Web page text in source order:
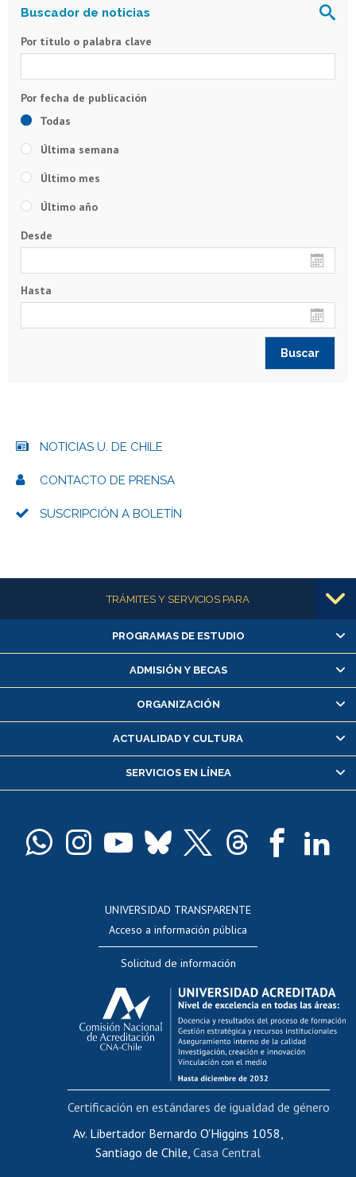
Por título o palabra clave
Todas
Última semana
Último mes
Último año
Desde
Hasta
NOTICIAS U. DE CHILE
CONTACTO DE PRENSA
SUSCRIPCIÓN A BOLETÍN
Más informaciónTRÁMITES Y SERVICIOS PARA
Alumnas/os y exalumnas/os
Matrícula en línea
Inscripción y cambio de asignaturas
Consulta y certificado de notas
Servicio médico y dental
Pago de arancel y crédito alumnos
Docentes
Perfeccionamiento
Editar Portafolio Académico
Evaluación docente
Calificación académica
Postulación al AUCAI
Funcionarias/os
Cursos internos de capacitación
Bienestar del personal
Portal de movilidad interna
Certificado de renta
Certificado de renta honorarios
PROGRAMAS DE ESTUDIO
ADMISIÓN Y BECAS
ORGANIZACIÓN
ACTUALIDAD Y CULTURA
SERVICIOS EN LÍNEA
UNIVERSIDAD TRANSPARENTE
Acceso a información pública
Solicitud de información
Av. Libertador Bernardo O'Higgins 1058,
Santiago de Chile, Casa Central
Certificación en estándares de igualdad de género